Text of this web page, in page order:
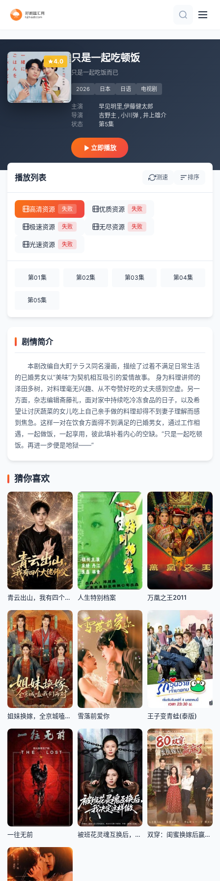
4.0 只是一起吃顿饭
只是一起吃饭而已
2026 日本 日语 电视剧
主演
早见明里,伊藤健太郎
导演
吉野主 , 小川弹 , 井上雄介
状态
第5集
立即播放
播放列表 测速 排序
高清资源 失败 优质资源 失败
极速资源 失败 无尽资源 失败
光速资源 失败
第01集 第02集 第03集 第04集
第05集
剧情简介
本剧改编自大町テラス同名漫画，描绘了过着不满足日常生活
的已婚男女以“美味”为契机相互吸引的爱情故事。 身为料理讲师的
泽田多树，对料理毫无兴趣、从不夸赞好吃的丈夫感到空虚。另一
方面，杂志编辑斋藤礼，面对家中持续吃冷冻食品的日子，以及希
望让讨厌蔬菜的女儿吃上自己亲手做的料理却得不到妻子理解而感
到焦急。这样一对在饮食方面得不到满足的已婚男女，通过工作相
遇，一起做饭，一起享用，彼此填补着内心的空缺。“只是一起吃顿
饭。再进一步便是地狱——”
猜你喜欢
全集
青云出山，我有四个大佬师父
已完结
人生特别档案
更新至第27集
万凰之王2011
全集
姐妹换嫁，全京城嗑我们两对
全集
雪落前爱你
已完结
王子变青蛙(泰版)
已完结
一往无前
全集
被班花灵魂互换后，我决定这样做
全集
双穿：闺蜜换嫁后赢麻了
全集